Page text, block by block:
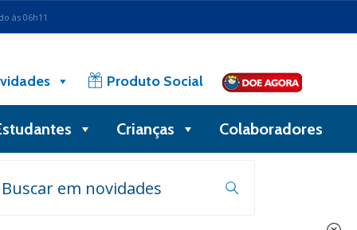
às 06h11
Produto Social
Crianças Colaboradores